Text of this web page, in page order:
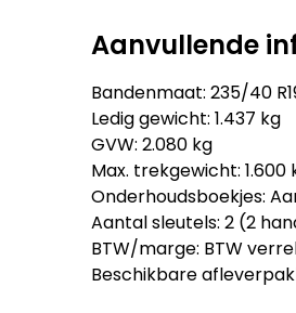
Aanvullende
Bandenmaat: 235/40
Ledig gewicht: 1.437 kg
GVW: 2.080 kg
Max. trekgewicht:
Onderhoudsboekjes:
Aantal sleutels: 2 (2
BTW/marge: BTW
Beschikbare